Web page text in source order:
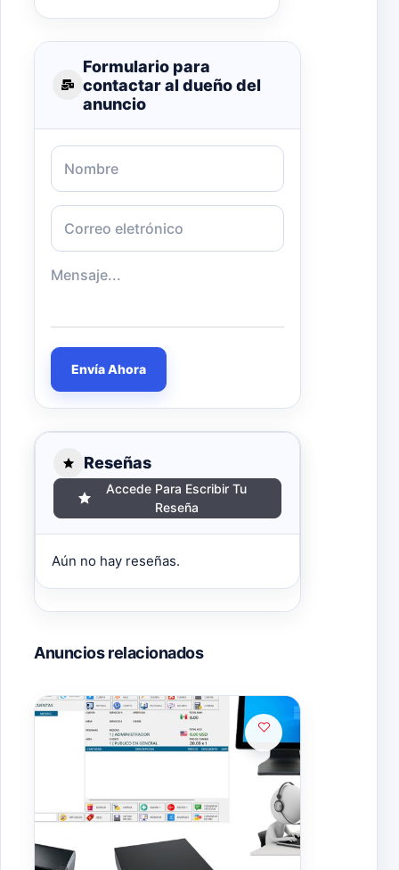
Formulario para
contactar al dueño del
anuncio
Envía Ahora
Reseñas
Accede Para Escribir Tu
Reseña
Aún no hay reseñas.
Anuncios relacionados